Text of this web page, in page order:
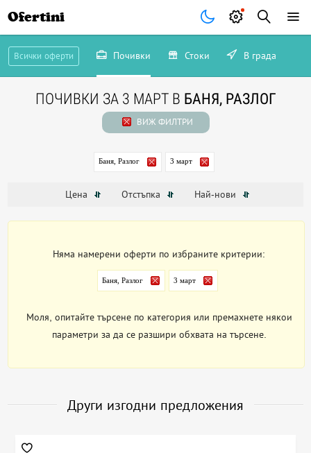
Ofertini
Всички оферти Почивки Стоки В града
ПОЧИВКИ ЗА 3 МАРТ В БАНЯ, РАЗЛОГ
ВИЖ ФИЛТРИ
Баня, Разлог 3 март
Цена Отстъпка Най-нови
Няма намерени оферти по избраните критерии:
Баня, Разлог 3 март
Моля, опитайте търсене по категория или премахнете някои
параметри за да се разшири обхвата на търсене.
Други изгодни предложения